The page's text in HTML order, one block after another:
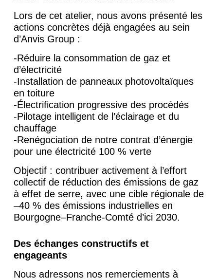
Lors de cet atelier, nous avons présenté les
actions concrètes déjà engagées au sein
d’Anvis Group :
-Réduire la consommation de gaz et
d’électricité
-Installation de panneaux photovoltaïques
en toiture
-Électrification progressive des procédés
-Pilotage intelligent de l’éclairage et du
chauffage
-Renégociation de notre contrat d’énergie
pour une électricité 100 % verte
Objectif : contribuer activement à l’effort
collectif de réduction des émissions de gaz
à effet de serre, avec une cible régionale de
–40 % des émissions industrielles en
Bourgogne–Franche-Comté d’ici 2030.
Des échanges constructifs et
engageants
Nous adressons nos remerciements à